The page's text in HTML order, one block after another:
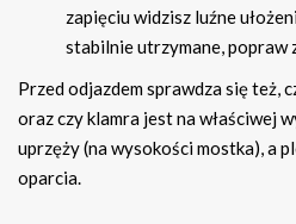
zapięciu widzisz luźne
stabilnie utrzymane, popraw
Przed odjazdem sprawdza się też,
oraz czy klamra jest na właściwej
uprzęży (na wysokości mostka), a
oparcia.